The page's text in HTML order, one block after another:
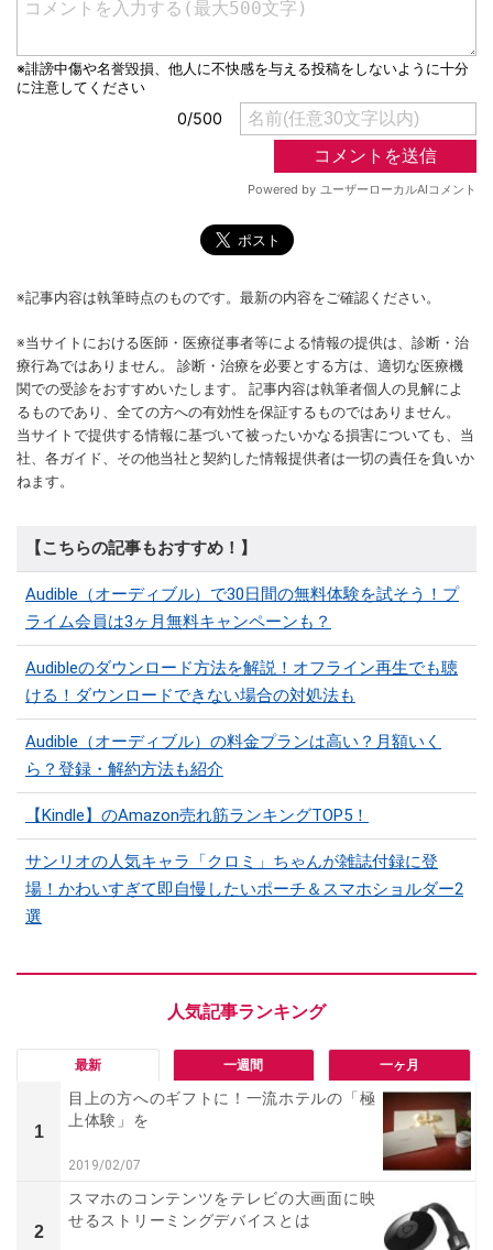
※記事内容は執筆時点のものです。最新の内容をご確認ください。
※当サイトにおける医師・医療従事者等による情報の提供は、診断・治
療行為ではありません。 診断・治療を必要とする方は、適切な医療機
関での受診をおすすめいたします。 記事内容は執筆者個人の見解によ
るものであり、全ての方への有効性を保証するものではありません。
当サイトで提供する情報に基づいて被ったいかなる損害についても、当
社、各ガイド、その他当社と契約した情報提供者は一切の責任を負いか
ねます。
【こちらの記事もおすすめ！】
Audible（オーディブル）で30日間の無料体験を試そう！プ
ライム会員は3ヶ月無料キャンペーンも？
Audibleのダウンロード方法を解説！オフライン再生でも聴
ける！ダウンロードできない場合の対処法も
Audible（オーディブル）の料金プランは高い？月額いく
ら？登録・解約方法も紹介
【Kindle】のAmazon売れ筋ランキングTOP5！
サンリオの人気キャラ「クロミ」ちゃんが雑誌付録に登
場！かわいすぎて即自慢したいポーチ＆スマホショルダー2
選
最新 一週間 一ヶ月
1
目上の方へのギフトに！一流ホテルの「極
上体験」を
2019/02/07
2
スマホのコンテンツをテレビの大画面に映
せるストリーミングデバイスとは